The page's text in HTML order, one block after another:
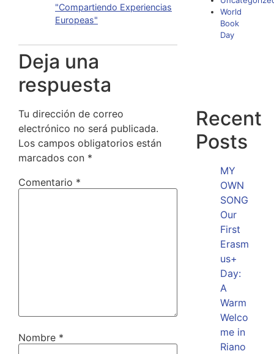
"Compartiendo Experiencias
Europeas"
Deja una
respuesta
Tu dirección de correo
electrónico no será publicada.
Los campos obligatorios están
marcados con *
Comentario *
Nombre *
World
Book
Day
Recent
Posts
MY
OWN
SONG
Our
First
Erasm
us+
Day:
A
Warm
Welco
me in
Riano